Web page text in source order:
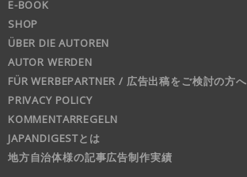
E-BOOK
SHOP
ÜBER DIE AUTOREN
AUTOR WERDEN
FÜR WERBEPARTNER / 広告出稿をご検討の方へ
PRIVACY POLICY
KOMMENTARREGELN
JAPANDIGESTとは
地方自治体様の記事広告制作実績